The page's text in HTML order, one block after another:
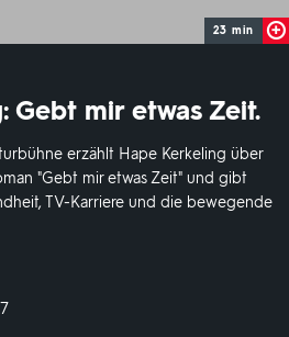
23 min
Gebt mir etwas Zeit.
erzählt Hape Kerkeling über
"Gebt mir etwas Zeit" und gibt
TV-Karriere und die bewegende